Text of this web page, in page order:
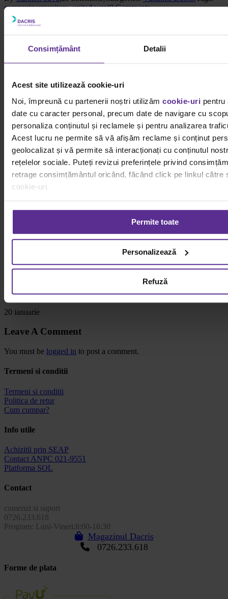
Consimțământ Detalii
Acest site utilizează cookie-uri
Noi, împreună cu partenerii noștri utilizăm cookie-uri
date cu caracter personal, precum date de navigare cu
personaliza conținutul și reclamele și pentru analizarea
Acest lucru ne permite să vă afișăm reclame și conținut
geolocalizat și vă permite să interacționați cu conținutul
rețelelor sociale. Puteți revizui preferințele privind
retrage consimțământul oricând, făcând click pe linkul către
cookie-uri.
Pentru mai multe informații, vă rugăm să revizuiți politica
Permite toate
Personalizează
Refuză
campanie umanitara,united way|0 Comments
Facebook
WhatsApp
Email
Related Posts
Ce idei de afaceri pentru femei poți începe de acasă: ghid complet
complet
PERIOD AT WORK: Despre demnitate, infrastructură și curajul de
a normaliza grija în companiile românești
Gallery
PERIOD AT WORK: Despre demnitate, infrastructură și
Gallery
Comunicare asertivă: ghid complet pentru relații interpersonale
eficiente în mediul de lucru
20 ianuarie
Leave A Comment
You must be logged in to post a comment.
Termeni si conditii
Termeni si conditii
Politica de retur
Cum cumpar?
Info utile
Achizitii prin SEAP
Contact ANPC 021-9551
Platforma SOL
Contact
comenzi si suport
0726.233.618
Program: Luni-Vineri:8:00-16:30
Magazinul Dacris
0726.233.618
Forme de plata